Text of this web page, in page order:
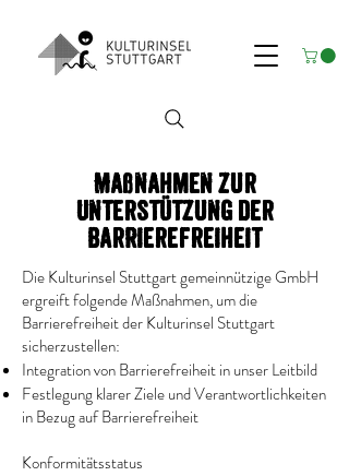
Maßnahmen zur
Unterstützung der
Barrierefreiheit
Die Kulturinsel Stuttgart gemeinnützige GmbH
ergreift folgende Maßnahmen, um die
Barrierefreiheit der Kulturinsel Stuttgart
sicherzustellen:
Integration von Barrierefreiheit in unser Leitbild
Festlegung klarer Ziele und Verantwortlichkeiten
in Bezug auf Barrierefreiheit
Konformitätsstatus